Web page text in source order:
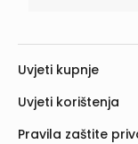
Uvjeti kupnje
Uvjeti korištenja
Pravila zaštite